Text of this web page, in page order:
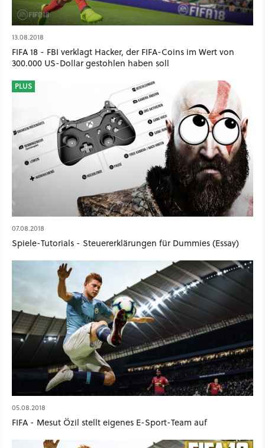
13.08.2018
FIFA 18 - FBI verklagt Hacker, der FIFA-Coins im Wert von
300.000 US-Dollar gestohlen haben soll
PLUS
07.08.2018
Spiele-Tutorials - Steuererklärungen für Dummies (Essay)
05.08.2018
FIFA - Mesut Özil stellt eigenes E-Sport-Team auf